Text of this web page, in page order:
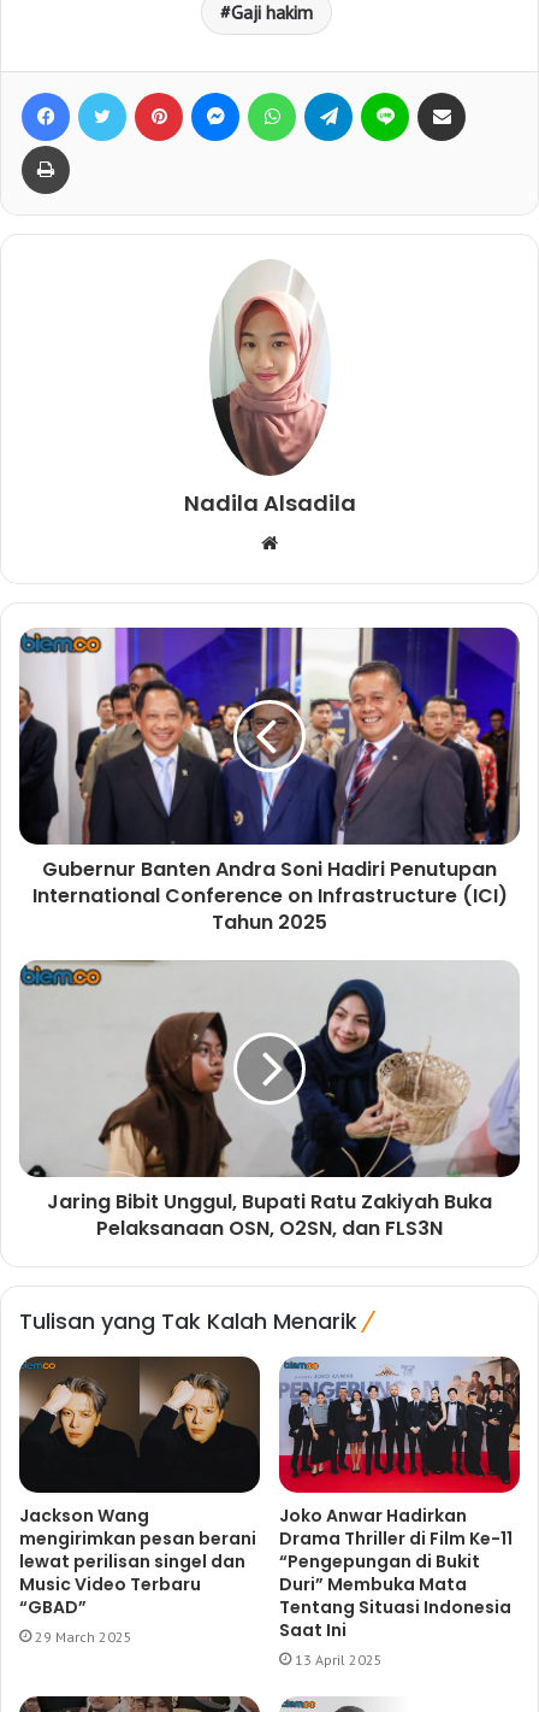
Gaji hakim
Nadila Alsadila
b
s
t
e
Gubernur Banten Andra Soni Hadiri Penutupan
International Conference on Infrastructure (ICI)
Tahun 2025
Jaring Bibit Unggul, Bupati Ratu Zakiyah Buka
Pelaksanaan OSN, O2SN, dan FLS3N
Tulisan yang Tak Kalah Menarik
Jackson Wang
mengirimkan pesan berani
lewat perilisan singel dan
Music Video Terbaru
“GBAD”
29 March 2025
Joko Anwar Hadirkan
Drama Thriller di Film Ke-11
“Pengepungan di Bukit
Duri” Membuka Mata
Tentang Situasi Indonesia
Saat Ini
13 April 2025